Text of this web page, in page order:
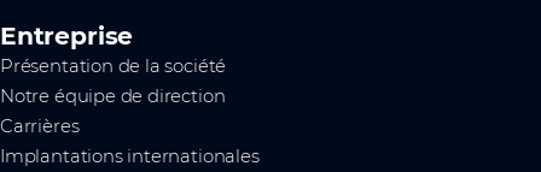
Entreprise
Présentation de la société
Notre équipe de direction
Carrières
Implantations internationales